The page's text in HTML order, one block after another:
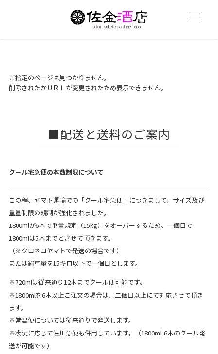
ご指定のページは見つかりません。
削除されたかＵＲＬが変更されたため表示できません。
配送と送料のご案内
クール宅急便の本数制限について
この程、ヤマト運輸での「クール宅急便」につきまして、サイズ及び
重量制限の規制が強化されました。
1800mlが6本で重量規定（15kg）をオーバーするため、一個口で
1800mlは5本までとさせて頂きます。
（※クロネコヤマトで発送の場合です）
または総重量を15キロ以下で一個口とします。
※720mlは従来通り12本までクール便可能です。
※1800mlを6本以上ご注文の場合は、二個口以上にて対応させて頂き
ます。
※常温便については従来通りで発送します。
※状況に応じて佐川急便も併用しています。（1800ml-6本のクール発
送が可能です）